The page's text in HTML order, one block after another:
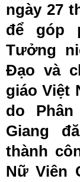
ngày 27
để góp
Tưởng
Đạo và
giáo Việt
do
Giang
thành
Nữ Viên